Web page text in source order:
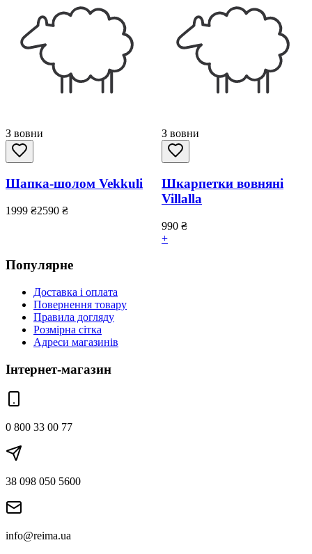
З вовни
Шапка-шолом Vekkuli
1999 ₴2590 ₴
З вовни
Шкарпетки вовняні
Villalla
990 ₴
+
Популярне
Доставка і оплата
Повернення товару
Правила догляду
Розмірна сітка
Адреси магазинів
Інтернет-магазин
0 800 33 00 77
38 098 050 5600
info@reima.ua